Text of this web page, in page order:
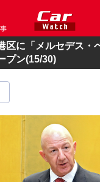
区に「メルセデス・
プン(15/30)